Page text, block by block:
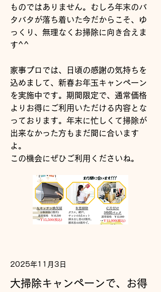
ものではありません。むしろ年末のバ
タバタが落ち着いた今だからこそ、ゆ
っくり、無理なくお掃除に向き合えま
す^^
家事プロでは、日頃の感謝の気持ちを
込めまして、新春お年玉キャンペーン
を実施中です。期間限定で、通常価格
よりお得にご利用いただける内容とな
っております。年末に忙しくて掃除が
出来なかった方もまだ間に合います
よ。
この機会にぜひご利用くださいね。
2025年11月3日
大掃除キャンペーンで、お得